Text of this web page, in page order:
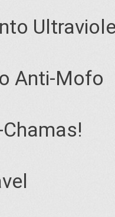
Anti-Mofo